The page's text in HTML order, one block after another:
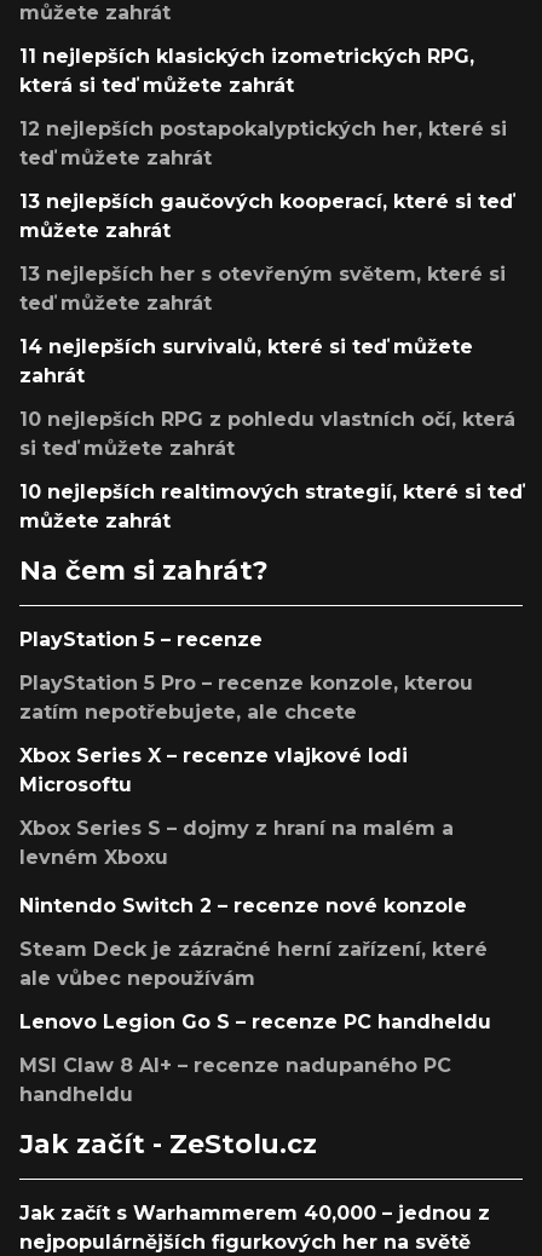
můžete zahrát
11 nejlepších klasických izometrických RPG,
která si teď můžete zahrát
12 nejlepších postapokalyptických her, které si
teď můžete zahrát
13 nejlepších gaučových kooperací, které si teď
můžete zahrát
13 nejlepších her s otevřeným světem, které si
teď můžete zahrát
14 nejlepších survivalů, které si teď můžete
zahrát
10 nejlepších RPG z pohledu vlastních očí, která
si teď můžete zahrát
10 nejlepších realtimových strategií, které si teď
můžete zahrát
Na čem si zahrát?
PlayStation 5 – recenze
PlayStation 5 Pro – recenze konzole, kterou
zatím nepotřebujete, ale chcete
Xbox Series X – recenze vlajkové lodi
Microsoftu
Xbox Series S – dojmy z hraní na malém a
levném Xboxu
Nintendo Switch 2 – recenze nové konzole
Steam Deck je zázračné herní zařízení, které
ale vůbec nepoužívám
Lenovo Legion Go S – recenze PC handheldu
MSI Claw 8 AI+ – recenze nadupaného PC
handheldu
Jak začít - ZeStolu.cz
Jak začít s Warhammerem 40,000 – jednou z
nejpopulárnějších figurkových her na světě